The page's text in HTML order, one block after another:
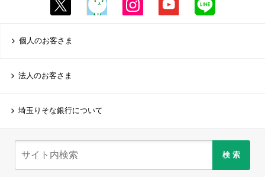
個人のお客さま
法人のお客さま
埼玉りそな銀行について
検 索